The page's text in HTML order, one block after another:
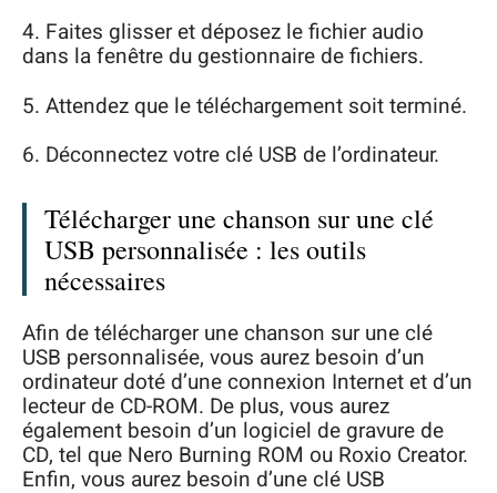
4. Faites glisser et déposez le fichier audio
dans la fenêtre du gestionnaire de fichiers.
5. Attendez que le téléchargement soit terminé.
6. Déconnectez votre clé USB de l’ordinateur.
Télécharger une chanson sur une clé
USB personnalisée : les outils
nécessaires
Afin de télécharger une chanson sur une clé
USB personnalisée, vous aurez besoin d’un
ordinateur doté d’une connexion Internet et d’un
lecteur de CD-ROM. De plus, vous aurez
également besoin d’un logiciel de gravure de
CD, tel que Nero Burning ROM ou Roxio Creator.
Enfin, vous aurez besoin d’une clé USB